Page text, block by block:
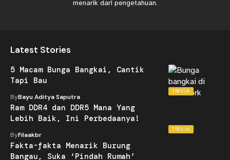
menarik dari pengetahuan.
Latest Stories
TRIVIA
5 Macam Bunga Bangkai, Cantik
Tapi Bau
ByBayu Aditya Saputra
TRIVIA
Ram DDR4 dan DDR5 Mana Yang
Lebih Baik, Ini Perbedaanya!
ByFilaakbr
Fakta-fakta Menarik Burung
Bangau, Suka ‘Pindah Rumah’